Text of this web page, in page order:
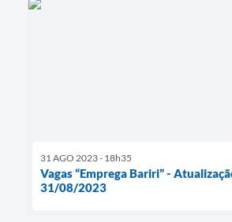
31 AGO 2023 - 18h35
Vagas “Emprega Bariri” -
31/08/2023